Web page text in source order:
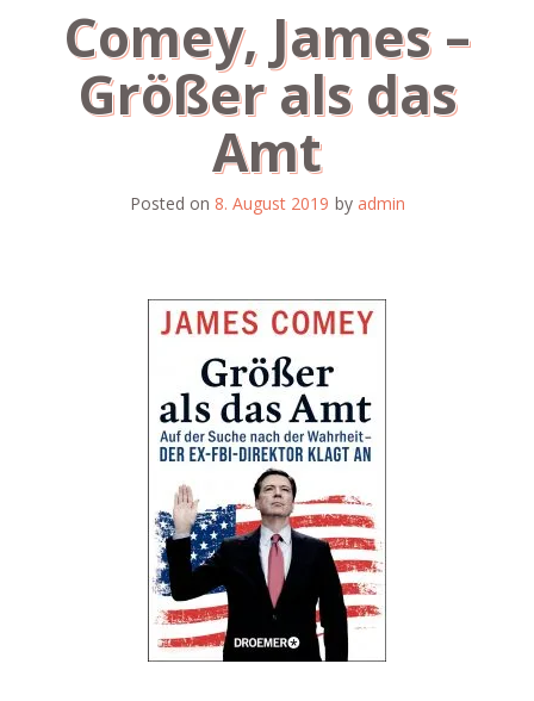
Comey, James –
Größer als das
Amt
Posted on 8. August 2019 by admin